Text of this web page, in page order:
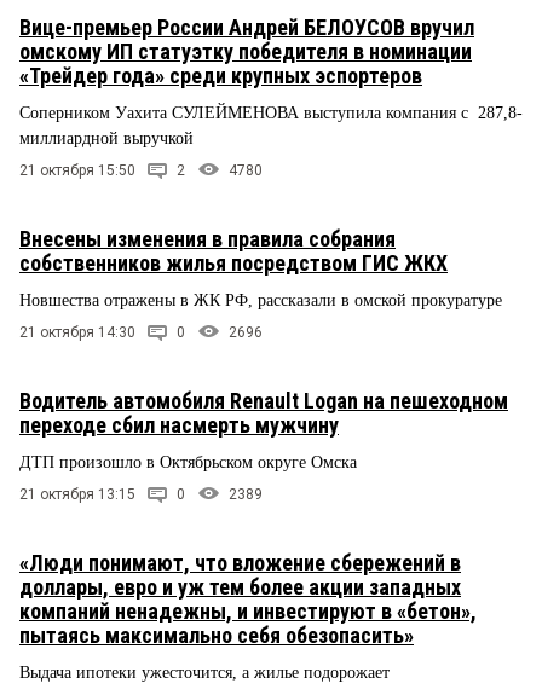
Вице-премьер России Андрей БЕЛОУСОВ вручил
омскому ИП статуэтку победителя в номинации
«Трейдер года» среди крупных эспортеров
Соперником Уахита СУЛЕЙМЕНОВА выступила компания с 287,8-
миллиардной выручкой
21 октября 15:50 2 4780
Внесены изменения в правила собрания
собственников жилья посредством ГИС ЖКХ
Новшества отражены в ЖК РФ, рассказали в омской прокуратуре
21 октября 14:30 0 2696
Водитель автомобиля Renault Logan на пешеходном
переходе сбил насмерть мужчину
ДТП произошло в Октябрьском округе Омска
21 октября 13:15 0 2389
«Люди понимают, что вложение сбережений в
доллары, евро и уж тем более акции западных
компаний ненадежны, и инвестируют в «бетон»,
пытаясь максимально себя обезопасить»
Выдача ипотеки ужесточится, а жилье подорожает